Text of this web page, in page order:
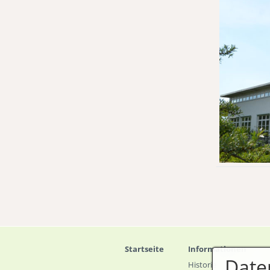
Startseite
Informationen
Historie